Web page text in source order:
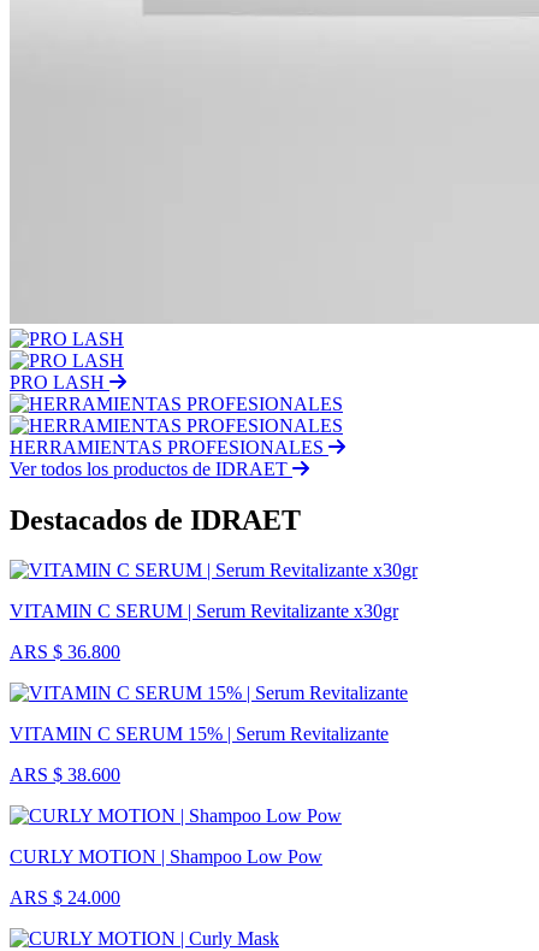
PRO LASH
HERRAMIENTAS PROFESIONALES
Ver todos los productos de IDRAET
Destacados de IDRAET
VITAMIN C SERUM | Serum Revitalizante x30gr
ARS $ 36.800
VITAMIN C SERUM 15% | Serum Revitalizante
ARS $ 38.600
CURLY MOTION | Shampoo Low Pow
ARS $ 24.000